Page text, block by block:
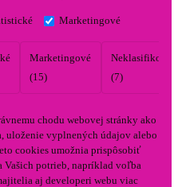
Marketingové
Marketingové
(15)
(7)
chodu webovej stránky ako
uloženie vyplnených údajov alebo
cookies umožnia prispôsobiť
Vašich potrieb, napríklad voľba
aj developeri webu viac